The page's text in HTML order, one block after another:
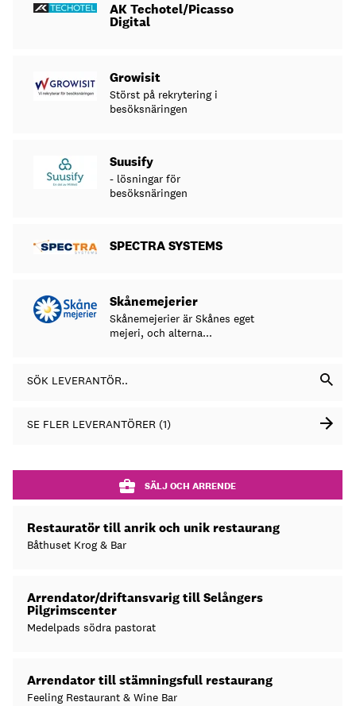
AK Techotel/Picasso
Digital
Growisit
Störst på rekrytering i
besöksnäringen
Suusify
- lösningar för
besöksnäringen
SPECTRA SYSTEMS
Skånemejerier
Skånemejerier är Skånes eget
mejeri, och alterna...
SÖK LEVERANTÖR..
SE FLER LEVERANTÖRER (1)
SÄLJ OCH ARRENDE
Restauratör till anrik och unik restaurang
Båthuset Krog & Bar
Arrendator/driftansvarig till Selångers
Pilgrimscenter
Medelpads södra pastorat
Arrendator till stämningsfull restaurang
Feeling Restaurant & Wine Bar